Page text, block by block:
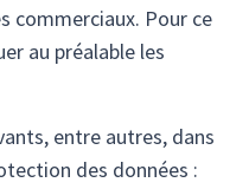
commerciaux. Pour ce
au préalable les
entre autres, dans
des données :